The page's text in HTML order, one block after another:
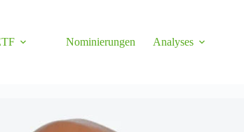
Nominierungen Analyses